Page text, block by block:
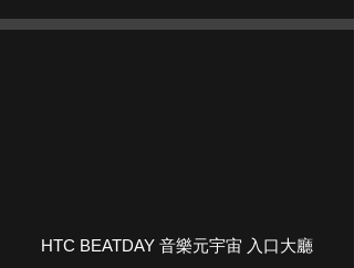
HTC BEATDAY 音樂元宇宙 入口大廳